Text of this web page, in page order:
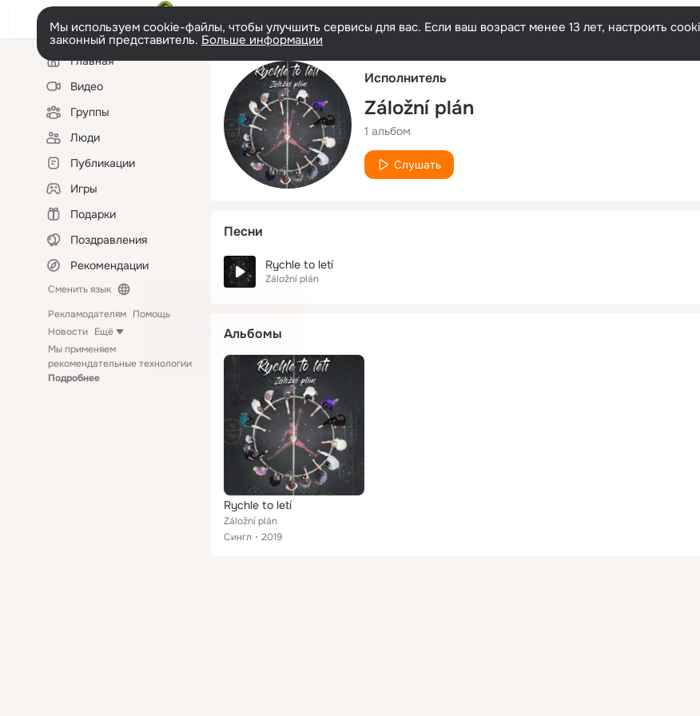
Мы используем cookie-файлы, чтобы улучшить сервисы для вас. Если ваш возраст менее 13 лет, настроить
законный представитель. Больше информации
Левая
колонкаГлавная
Видео
Группы
Люди
Публикации
Игры
Подарки
Поздравления
Рекомендации
Сменить язык
Рекламодателям Помощь
Новости Ещё
Мы применяем
рекомендательные технологии
Подробнее
Исполнитель
Záložní plán
1 альбом
Слушать
Песни
Rychle to letí
Záložní plán
Альбомы
Rychle to letí
Záložní plán
Сингл
2019